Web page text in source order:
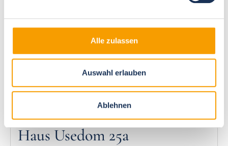
Alle zulassen
Auswahl erlauben
Ablehnen
Ostseebad Nienhagen
Ferienpark Seepferdchen,
Haus Usedom 25a